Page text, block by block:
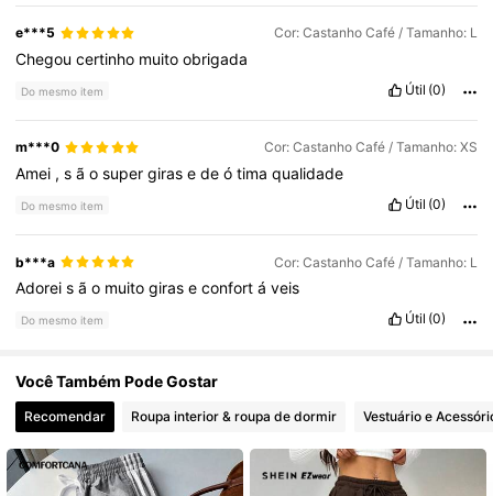
e***5 Cor: Castanho Café / Tamanho: L
Chegoucertinho muitoobrigada
Do mesmo item Útil (0)
m***0 Cor: Castanho Café / Tamanho: XS
Amei ,sãosupergirasedeótimaqualidade
Do mesmo item Útil (0)
b***a Cor: Castanho Café / Tamanho: L
Adoreisão muitogiraseconfortáveis
Do mesmo item Útil (0)
Você Também Pode Gostar
Recomendar Roupa interior & roupa de dormir Vestuário e